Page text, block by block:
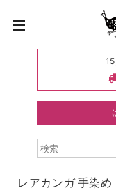
レアカンガ 手染